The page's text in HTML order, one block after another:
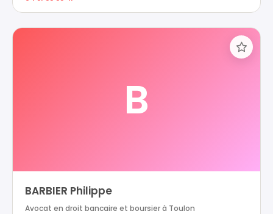
B
BARBIER Philippe
Avocat en droit bancaire et boursier à Toulon